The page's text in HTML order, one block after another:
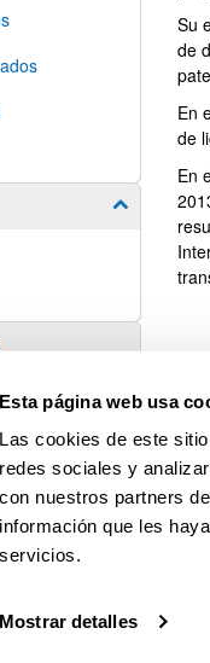
Esta página web usa
Las cookies de este
redes sociales y
con nuestros partners
información que les
servicios.
Mostrar detalles
Mostrar/
Su
de
En
de
En